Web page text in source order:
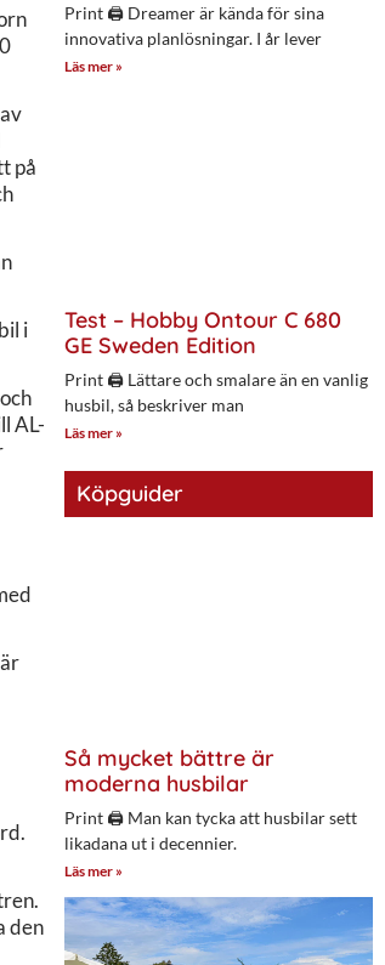
på
i
AL-
den
Print 🖨 Dreamer är kända för sina
innovativa planlösningar. I år lever
Läs mer »
Test – Hobby Ontour C 680
GE Sweden Edition
Print 🖨 Lättare och smalare än en vanlig
husbil, så beskriver man
Läs mer »
Köpguider
Så mycket bättre är
moderna husbilar
Print 🖨 Man kan tycka att husbilar sett
likadana ut i decennier.
Läs mer »